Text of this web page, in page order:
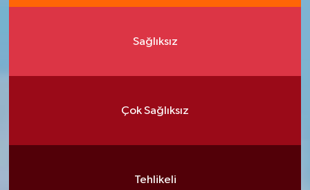
Sağlıksız
Çok Sağlıksız
Tehlikeli